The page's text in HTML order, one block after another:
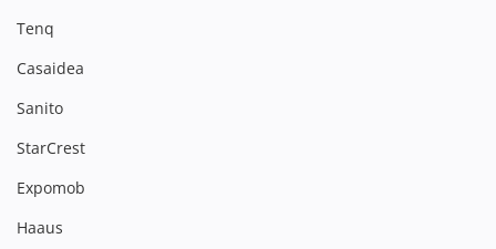
Tenq
Casaidea
Sanito
StarCrest
Expomob
Haaus